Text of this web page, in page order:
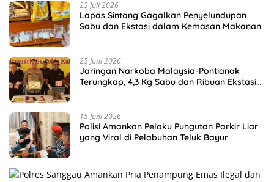
23 Juli 2026
Lapas Sintang Gagalkan Penyelundupan
Sabu dan Ekstasi dalam Kemasan Makanan
25 Juni 2026
Jaringan Narkoba Malaysia-Pontianak
Terungkap, 4,3 Kg Sabu dan Ribuan Ekstasi
15 Juni 2026
Polisi Amankan Pelaku Pungutan Parkir Liar
yang Viral di Pelabuhan Teluk Bayur